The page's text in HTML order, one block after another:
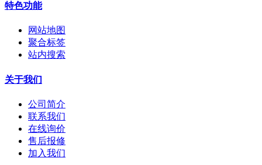
特色功能
网站地图
聚合标签
站内搜索
关于我们
公司简介
联系我们
在线询价
售后报修
加入我们